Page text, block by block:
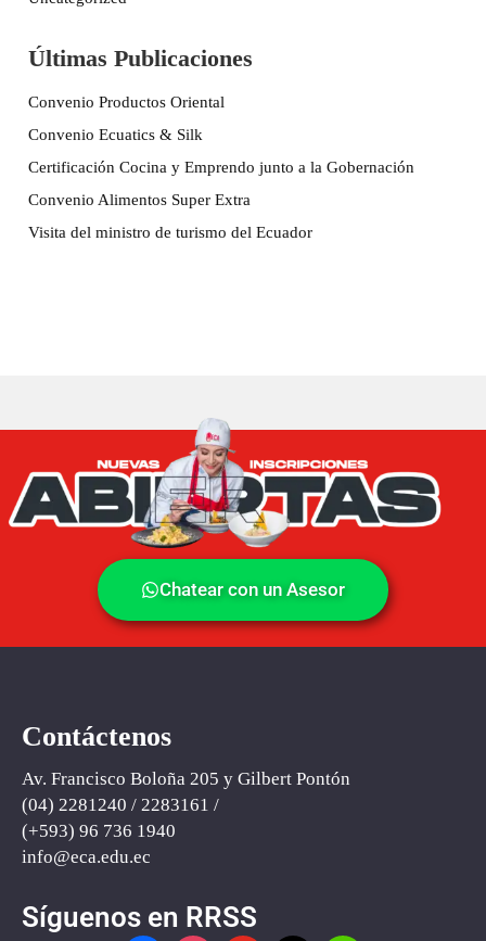
Últimas Publicaciones
Convenio Productos Oriental
Convenio Ecuatics & Silk
Certificación Cocina y Emprendo junto a la Gobernación
Convenio Alimentos Super Extra
Visita del ministro de turismo del Ecuador
Chatear con un Asesor
Contáctenos
Av. Francisco Boloña 205 y Gilbert Pontón
(04) 2281240 / 2283161 /
(+593) ‪96 736 1940‬
info@eca.edu.ec
Síguenos en RRSS